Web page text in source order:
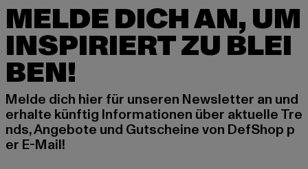
MELDE DICH AN, UM
INSPIRIERT ZU BLEI
BEN!
Melde dich hier für unseren Newsletter an und
erhalte künftig Informationen über aktuelle Tre
nds, Angebote und Gutscheine von DefShop p
er E-Mail!